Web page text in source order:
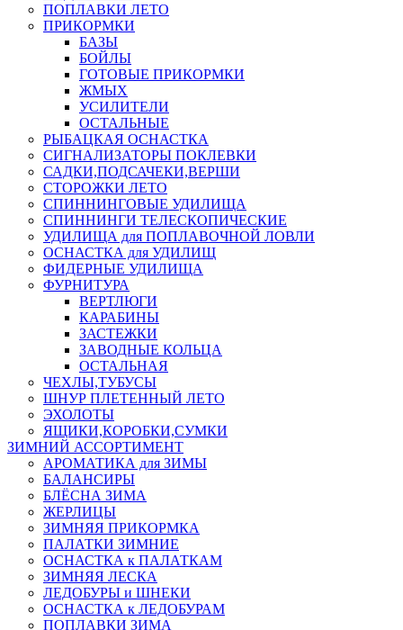
ПОПЛАВКИ ЛЕТО
ПРИКОРМКИ
БАЗЫ
БОЙЛЫ
ГОТОВЫЕ ПРИКОРМКИ
ЖМЫХ
УСИЛИТЕЛИ
ОСТАЛЬНЫЕ
РЫБАЦКАЯ ОСНАСТКА
СИГНАЛИЗАТОРЫ ПОКЛЕВКИ
САДКИ,ПОДСАЧЕКИ,ВЕРШИ
СТОРОЖКИ ЛЕТО
СПИННИНГОВЫЕ УДИЛИЩА
СПИННИНГИ ТЕЛЕСКОПИЧЕСКИЕ
УДИЛИЩА для ПОПЛАВОЧНОЙ ЛОВЛИ
ОСНАСТКА для УДИЛИЩ
ФИДЕРНЫЕ УДИЛИЩА
ФУРНИТУРА
ВЕРТЛЮГИ
КАРАБИНЫ
ЗАСТЕЖКИ
ЗАВОДНЫЕ КОЛЬЦА
ОСТАЛЬНАЯ
ЧЕХЛЫ,ТУБУСЫ
ШНУР ПЛЕТЕННЫЙ ЛЕТО
ЭХОЛОТЫ
ЯЩИКИ,КОРОБКИ,СУМКИ
ЗИМНИЙ АССОРТИМЕНТ
АРОМАТИКА для ЗИМЫ
БАЛАНСИРЫ
БЛЁСНА ЗИМА
ЖЕРЛИЦЫ
ЗИМНЯЯ ПРИКОРМКА
ПАЛАТКИ ЗИМНИЕ
ОСНАСТКА к ПАЛАТКАМ
ЗИМНЯЯ ЛЕСКА
ЛЕДОБУРЫ и ШНЕКИ
ОСНАСТКА к ЛЕДОБУРАМ
ПОПЛАВКИ ЗИМА